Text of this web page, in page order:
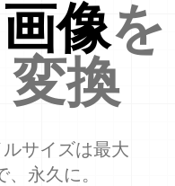
像を
変換
サイズは最大
永久に。